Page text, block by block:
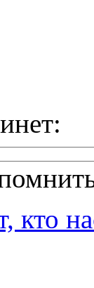
кто